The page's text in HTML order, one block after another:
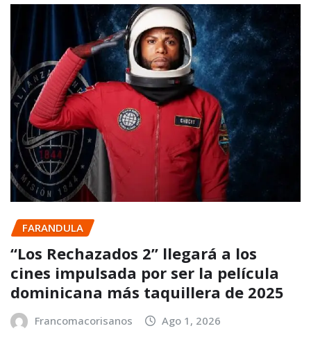
FARANDULA
“Los Rechazados 2” llegará a los
cines impulsada por ser la película
dominicana más taquillera de 2025
Francomacorisanos Ago 1, 2026